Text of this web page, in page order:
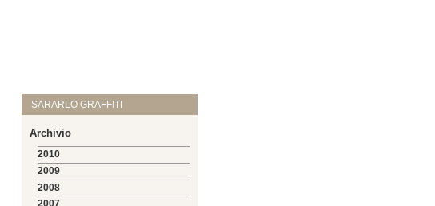
SARARLO GRAFFITI
Archivio
2010
2009
2008